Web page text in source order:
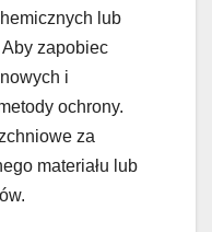
lub
zapobiec
i
ochrony.
za
materiału lub